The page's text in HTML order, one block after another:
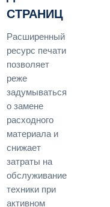
СТРАНИЦ
Расширенный
ресурс печати
позволяет
реже
задумываться
о замене
расходного
материала и
снижает
затраты на
обслуживание
техники при
активном